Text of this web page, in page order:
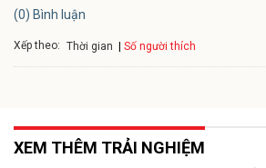
(0) Bình luận
Xếp theo: Thời gian Số người thích
XEM THÊM TRẢI NGHIỆM